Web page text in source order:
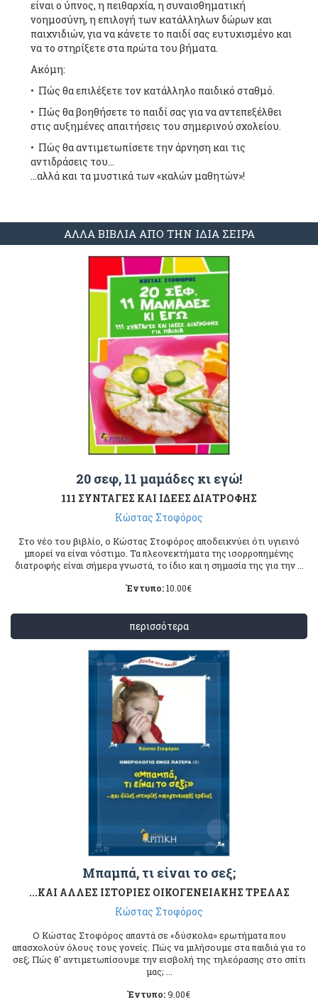
είναι ο ύπνος, η πειθαρχία, η συναισθηματική
νοημοσύνη, η επιλογή των κατάλληλων δώρων και
παιχνιδιών, για να κάνετε το παιδί σας ευτυχισμένο και
να το στηρίξετε στα πρώτα του βήματα.
Ακόμη:
• Πώς θα επιλέξετε τον κατάλληλο παιδικό σταθμό.
• Πώς θα βοηθήσετε το παιδί σας για να αντεπεξέλθει
στις αυξημένες απαιτήσεις του σημερινού σχολείου.
• Πώς θα αντιμετωπίσετε την άρνηση και τις
αντιδράσεις του…
…αλλά και τα μυστικά των «καλών μαθητών»!
ΑΛΛΑ ΒΙΒΛΙΑ ΑΠΟ ΤΗΝ ΙΔΙΑ ΣΕΙΡΑ
20 σεφ, 11 μαμάδες κι εγώ!
111 ΣΥΝΤΑΓΕΣ ΚΑΙ ΙΔΕΕΣ ΔΙΑΤΡΟΦΗΣ
Κώστας Στοφόρος
Στο νέο του βιβλίο, ο Κώστας Στοφόρος αποδεικνύει ότι υγιεινό
μπορεί να είναι νόστιμο. Τα πλεονεκτήματα της ισορροπημένης
διατροφής είναι σήμερα γνωστά, το ίδιο και η σημασία της για την ...
Έντυπο:10.00€
περισσότερα
Μπαμπά, τι είναι το σεξ;
...ΚΑΙ ΑΛΛΕΣ ΙΣΤΟΡΙΕΣ ΟΙΚΟΓΕΝΕΙΑΚΗΣ ΤΡΕΛΑΣ
Κώστας Στοφόρος
Ο Κώστας Στοφόρος απαντά σε «δύσκολα» ερωτήματα που
απασχολούν όλους τους γονείς. Πώς να μιλήσουμε στα παιδιά για το
σεξ; Πώς θ' αντιμετωπίσουμε την εισβολή της τηλεόρασης στο σπίτι
μας; ...
Έντυπο:9.00€